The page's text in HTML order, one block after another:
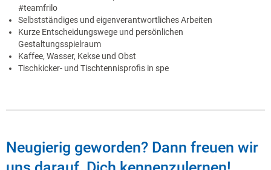
#teamfrilo
Selbstständiges und eigenverantwortliches Arbeiten
Kurze Entscheidungswege und persönlichen
Gestaltungsspielraum
Kaffee, Wasser, Kekse und Obst
Tischkicker- und Tischtennisprofis in spe
Neugierig geworden? Dann freuen wir